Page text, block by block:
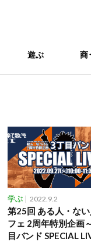
遊ぶ 商
学ぶ 2022.9.2
第25回 ある人・な
フェ 2周年特別企画
目バンド SPECIAL